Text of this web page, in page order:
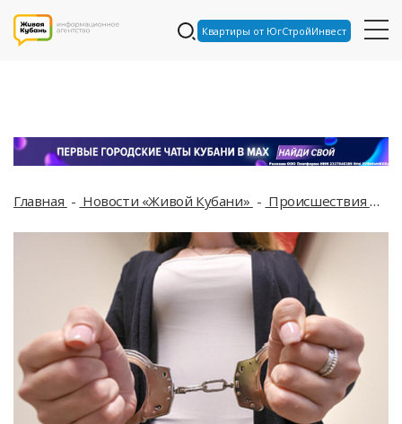
Квартиры от ЮгСтройИнвест
Главная Новости «Живой Кубани» Происшествия